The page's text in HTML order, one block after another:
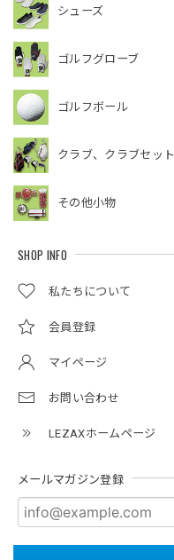
シューズ
ゴルフグローブ
ゴルフボール
クラブ、クラブセット
その他小物
SHOP INFO
私たちについて
会員登録
マイページ
お問い合わせ
LEZAXホームページ
メールマガジン登録